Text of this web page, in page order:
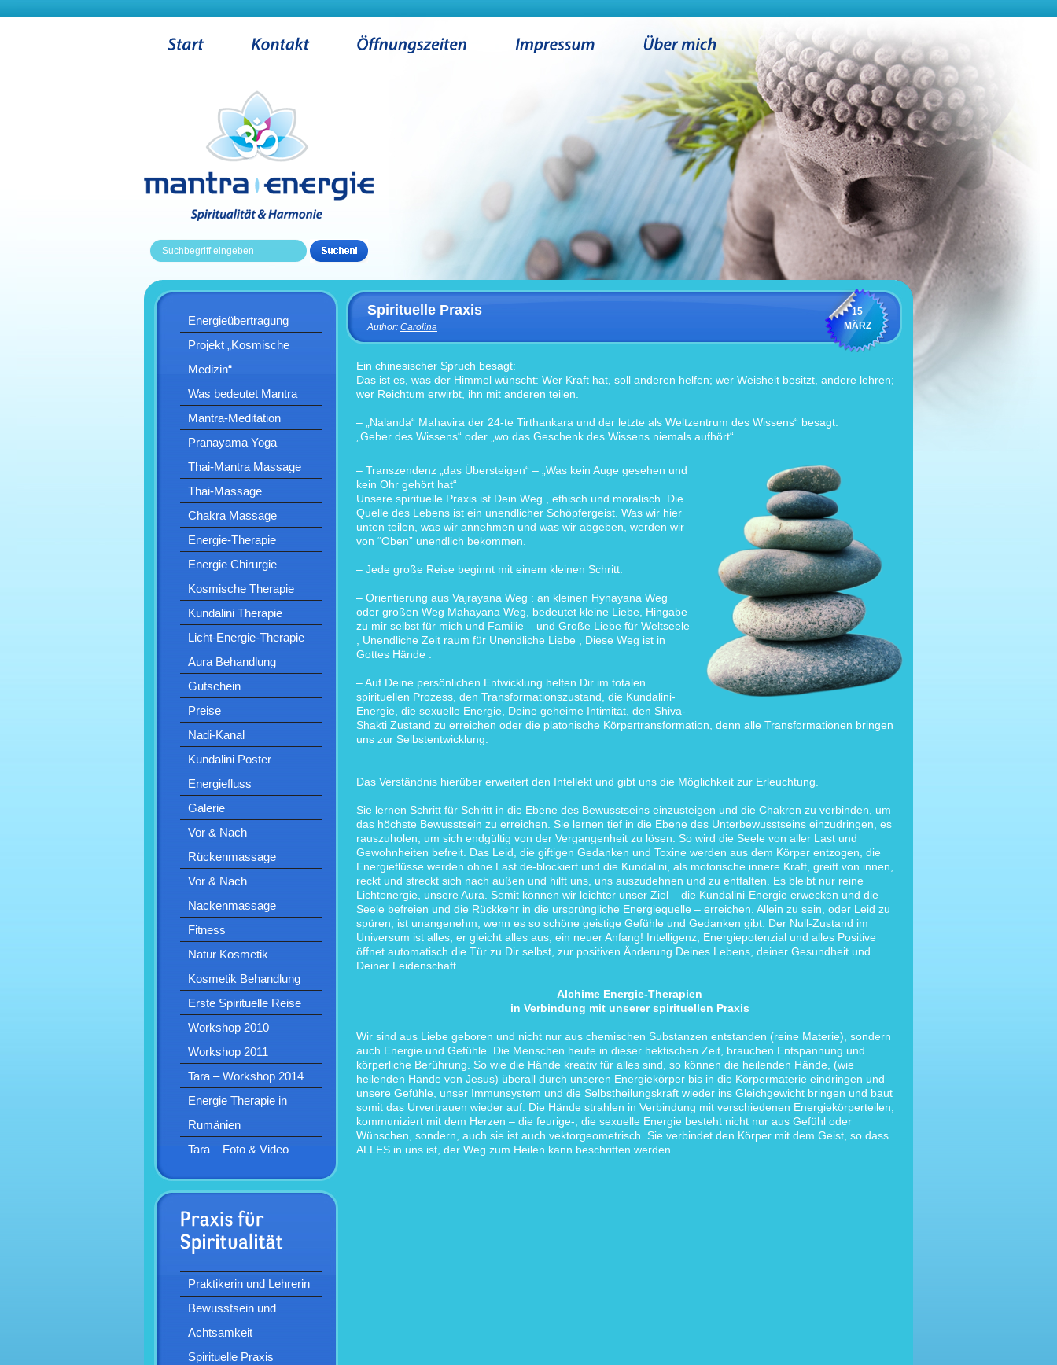
Energieübertragung
Projekt „Kosmische
Medizin“
Was bedeutet Mantra
Mantra-Meditation
Pranayama Yoga
Thai-Mantra Massage
Thai-Massage
Chakra Massage
Energie-Therapie
Energie Chirurgie
Kosmische Therapie
Kundalini Therapie
Licht-Energie-Therapie
Aura Behandlung
Gutschein
Preise
Nadi-Kanal
Kundalini Poster
Energiefluss
Galerie
Vor & Nach
Rückenmassage
Vor & Nach
Nackenmassage
Fitness
Natur Kosmetik
Kosmetik Behandlung
Erste Spirituelle Reise
Workshop 2010
Workshop 2011
Tara – Workshop 2014
Energie Therapie in
Rumänien
Tara – Foto & Video
Praktikerin und Lehrerin
Bewusstsein und
Achtsamkeit
Spirituelle Praxis
15
MÄRZ
Spirituelle Praxis
Author: Carolina
Ein chinesischer Spruch besagt:
Das ist es, was der Himmel wünscht: Wer Kraft hat, soll anderen helfen; wer Weisheit besitzt, andere lehren;
wer Reichtum erwirbt, ihn mit anderen teilen.
– „Nalanda“ Mahavira der 24-te Tirthankara und der letzte als Weltzentrum des Wissens“ besagt:
„Geber des Wissens“ oder „wo das Geschenk des Wissens niemals aufhört“
– Transzendenz „das Übersteigen“ – „Was kein Auge gesehen und
kein Ohr gehört hat“
Unsere spirituelle Praxis ist Dein Weg , ethisch und moralisch. Die
Quelle des Lebens ist ein unendlicher Schöpfergeist. Was wir hier
unten teilen, was wir annehmen und was wir abgeben, werden wir
von “Oben” unendlich bekommen.
– Jede große Reise beginnt mit einem kleinen Schritt.
– Orientierung aus Vajrayana Weg : an kleinen Hynayana Weg
oder großen Weg Mahayana Weg, bedeutet kleine Liebe, Hingabe
zu mir selbst für mich und Familie – und Große Liebe für Weltseele
, Unendliche Zeit raum für Unendliche Liebe , Diese Weg ist in
Gottes Hände .
– Auf Deine persönlichen Entwicklung helfen Dir im totalen
spirituellen Prozess, den Transformationszustand, die Kundalini-
Energie, die sexuelle Energie, Deine geheime Intimität, den Shiva-
Shakti Zustand zu erreichen oder die platonische Körpertransformation, denn alle Transformationen bringen
uns zur Selbstentwicklung.
Das Verständnis hierüber erweitert den Intellekt und gibt uns die Möglichkeit zur Erleuchtung.
Sie lernen Schritt für Schritt in die Ebene des Bewusstseins einzusteigen und die Chakren zu verbinden, um
das höchste Bewusstsein zu erreichen. Sie lernen tief in die Ebene des Unterbewusstseins einzudringen, es
rauszuholen, um sich endgültig von der Vergangenheit zu lösen. So wird die Seele von aller Last und
Gewohnheiten befreit. Das Leid, die giftigen Gedanken und Toxine werden aus dem Körper entzogen, die
Energieflüsse werden ohne Last de-blockiert und die Kundalini, als motorische innere Kraft, greift von innen,
reckt und streckt sich nach außen und hilft uns, uns auszudehnen und zu entfalten. Es bleibt nur reine
Lichtenergie, unsere Aura. Somit können wir leichter unser Ziel – die Kundalini-Energie erwecken und die
Seele befreien und die Rückkehr in die ursprüngliche Energiequelle – erreichen. Allein zu sein, oder Leid zu
spüren, ist unangenehm, wenn es so schöne geistige Gefühle und Gedanken gibt. Der Null-Zustand im
Universum ist alles, er gleicht alles aus, ein neuer Anfang! Intelligenz, Energiepotenzial und alles Positive
öffnet automatisch die Tür zu Dir selbst, zur positiven Änderung Deines Lebens, deiner Gesundheit und
Deiner Leidenschaft.
Alchime Energie-Therapien
in Verbindung mit unserer spirituellen Praxis
Wir sind aus Liebe geboren und nicht nur aus chemischen Substanzen entstanden (reine Materie), sondern
auch Energie und Gefühle. Die Menschen heute in dieser hektischen Zeit, brauchen Entspannung und
körperliche Berührung. So wie die Hände kreativ für alles sind, so können die heilenden Hände, (wie
heilenden Hände von Jesus) überall durch unseren Energiekörper bis in die Körpermaterie eindringen und
unsere Gefühle, unser Immunsystem und die Selbstheilungskraft wieder ins Gleichgewicht bringen und baut
somit das Urvertrauen wieder auf. Die Hände strahlen in Verbindung mit verschiedenen Energiekörperteilen,
kommuniziert mit dem Herzen – die feurige-, die sexuelle Energie besteht nicht nur aus Gefühl oder
Wünschen, sondern, auch sie ist auch vektorgeometrisch. Sie verbindet den Körper mit dem Geist, so dass
ALLES in uns ist, der Weg zum Heilen kann beschritten werden